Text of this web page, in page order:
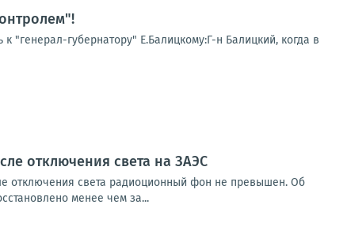
губернатору" Е.Балицкому:Г-н Балицкий, когда в
отключения света на ЗАЭС
отключения света радиоционный фон не превышен. Об
менее чем за...